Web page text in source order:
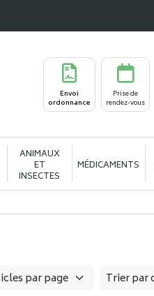
Envoi
ordonnance
Prise de
rendez-vous
ANIMAUX
ET
INSECTES
MÉDICAMENTS